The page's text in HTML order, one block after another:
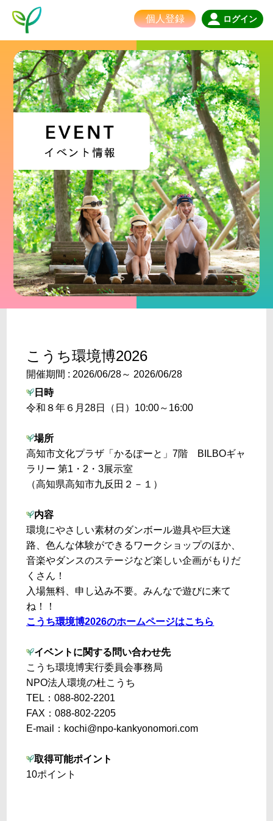
個人登録 ログイン
こうち環境博2026
開催期間 : 2026/06/28～ 2026/06/28
日時
令和８年６月28日（日）10:00～16:00
場所
高知市文化プラザ「かるぽーと」7階 BILBOギャ
ラリー 第1・2・3展示室
（高知県高知市九反田２－１）
内容
環境にやさしい素材のダンボール遊具や巨大迷
路、色んな体験ができるワークショップのほか、
音楽やダンスのステージなど楽しい企画がもりだ
くさん！
入場無料、申し込み不要。みんなで遊びに来て
ね！！
こうち環境博2026のホームページはこちら
イベントに関する問い合わせ先
こうち環境博実行委員会事務局
NPO法人環境の杜こうち
TEL：088-802-2201
FAX：088-802-2205
E-mail：kochi@npo-kankyonomori.com
取得可能ポイント
10ポイント